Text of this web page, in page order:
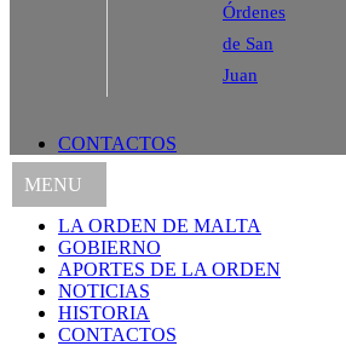
Órdenes
de San
Juan
CONTACTOS
MENU
LA ORDEN DE MALTA
GOBIERNO
APORTES DE LA ORDEN
NOTICIAS
HISTORIA
CONTACTOS